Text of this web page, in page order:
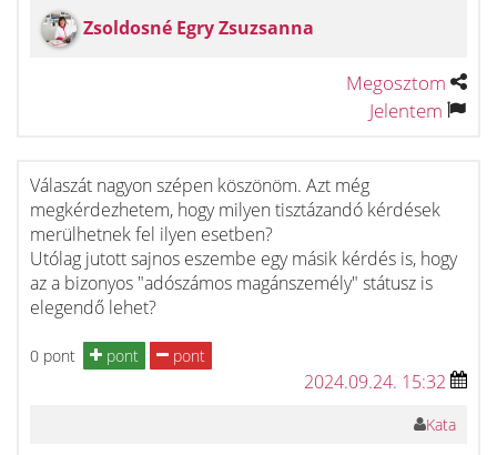
Zsoldosné Egry Zsuzsanna
Megosztom
Jelentem
Válaszát nagyon szépen köszönöm. Azt még
megkérdezhetem, hogy milyen tisztázandó kérdések
merülhetnek fel ilyen esetben?
Utólag jutott sajnos eszembe egy másik kérdés is, hogy
az a bizonyos "adószámos magánszemély" státusz is
elegendő lehet?
0 pont pont pont
2024.09.24. 15:32
Kata